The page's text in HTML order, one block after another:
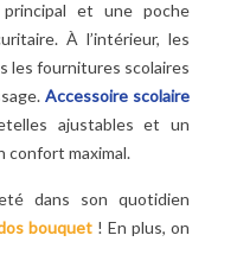
et une poche
À l’intérieur, les
les fournitures scolaires
Accessoire scolaire
ajustables et un
confort maximal.
dans son quotidien
bouquet ! En plus, on